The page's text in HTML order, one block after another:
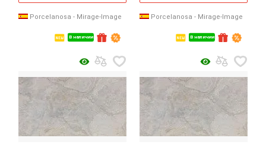
В наличии
Porcelanosa - Mirage-Image
В наличии
Porcelanosa - Mirage-Image